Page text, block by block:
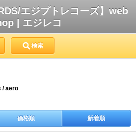
エジプトレコーズ】web
| エジレコ
検索
/ aero
価格順 新着順